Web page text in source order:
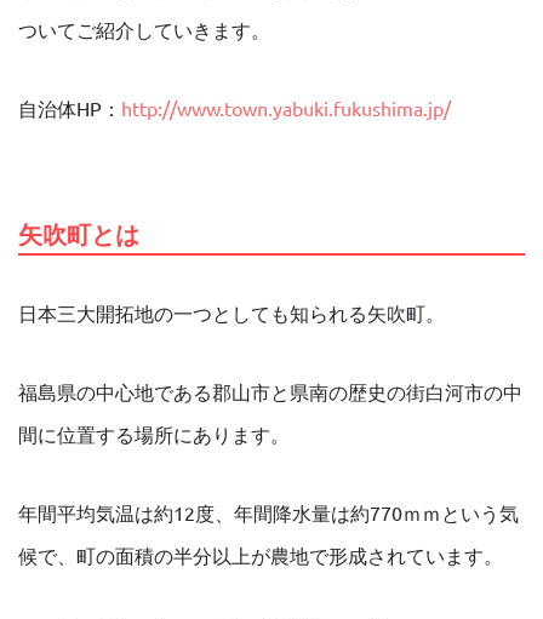
ついてご紹介していきます。
自治体HP： http://www.town.yabuki.fukushima.jp/
矢吹町とは
日本三大開拓地の一つとしても知られる矢吹町。
福島県の中心地である郡山市と県南の歴史の街白河市の中
間に位置する場所にあります。
年間平均気温は約12度、年間降水量は約770ｍｍという気
候で、町の面積の半分以上が農地で形成されています。